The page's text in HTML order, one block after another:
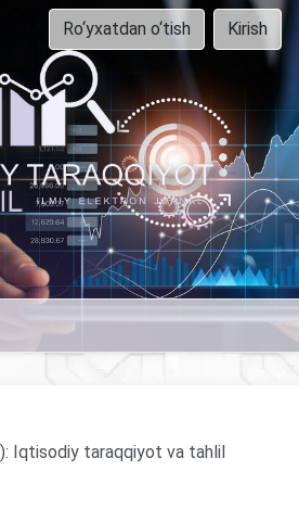
Ro‘yxatdan o‘tish Kirish
Iqtisodiy taraqqiyot va tahlil